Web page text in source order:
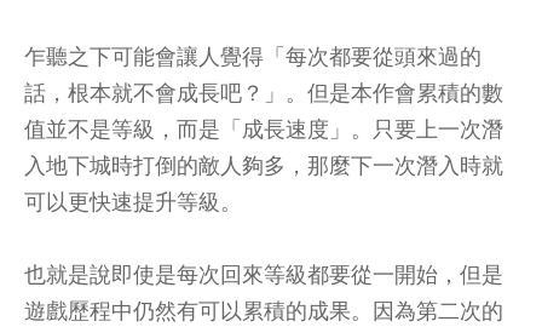
乍聽之下可能會讓人覺得「每次都要從頭來過的
話，根本就不會成長吧？」。但是本作會累積的數
值並不是等級，而是「成長速度」。只要上一次潛
入地下城時打倒的敵人夠多，那麼下一次潛入時就
可以更快速提升等級。
也就是說即使是每次回來等級都要從一開始，但是
遊戲歷程中仍然有可以累積的成果。因為第二次的